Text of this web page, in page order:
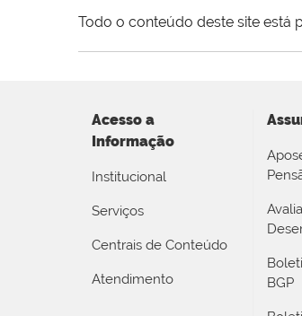
Todo o conteúdo deste site está
Acesso a
Informação
Institucional
Serviços
Centrais de Conteúdo
Atendimento
BGP